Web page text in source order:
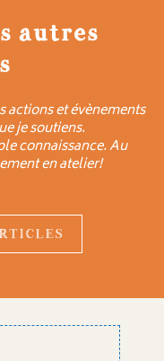
autres
actions et évènements
je soutiens.
connaissance. Au
en atelier!